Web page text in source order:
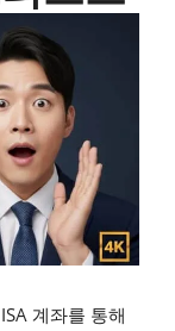
계좌를 통해